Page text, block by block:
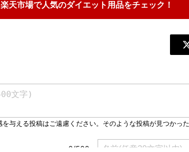
楽天市場で人気のダイエット用品をチェック！